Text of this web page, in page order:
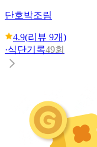
단호박조림
4.9(리뷰 9개)
·식단기록49회